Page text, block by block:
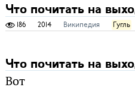
Что почитать на
186 2014 Википедия Гугль
Что почитать на
Вот